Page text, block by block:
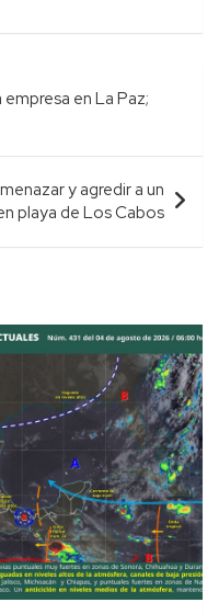
en La Paz;
y agredir a un
playa de Los Cabos